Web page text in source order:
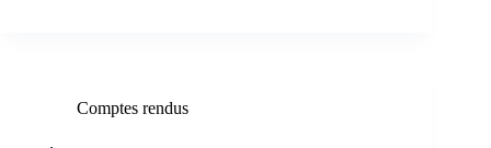
Comptes rendus